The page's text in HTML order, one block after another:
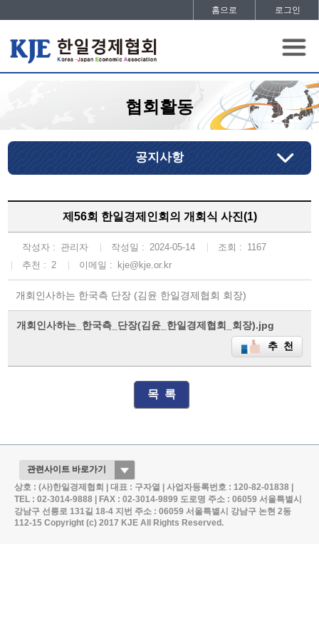
홈으로 로그인
협회활동
공지사항
제56회 한일경제인회의 개회식 사진(1)
작성자 : 관리자 작성일 : 2024-05-14 조회 : 1167
추천 : 2 이메일 : kje@kje.or.kr
개회인사하는 한국측 단장 (김윤 한일경제협회 회장)
개회인사하는_한국측_단장(김윤_한일경제협회_회장).jpg
추 천
목 록
상호 : (사)한일경제협회 | 대표 : 구자열 | 사업자등록번호 : 120-82-01838 |
TEL : 02-3014-9888 | FAX : 02-3014-9899도로명 주소 : 06059 서울특별시
강남구 선릉로 131길 18-4 지번 주소 : 06059 서울특별시 강남구 논현 2동
112-15Copyright (c) 2017 KJE All Rights Reserved.